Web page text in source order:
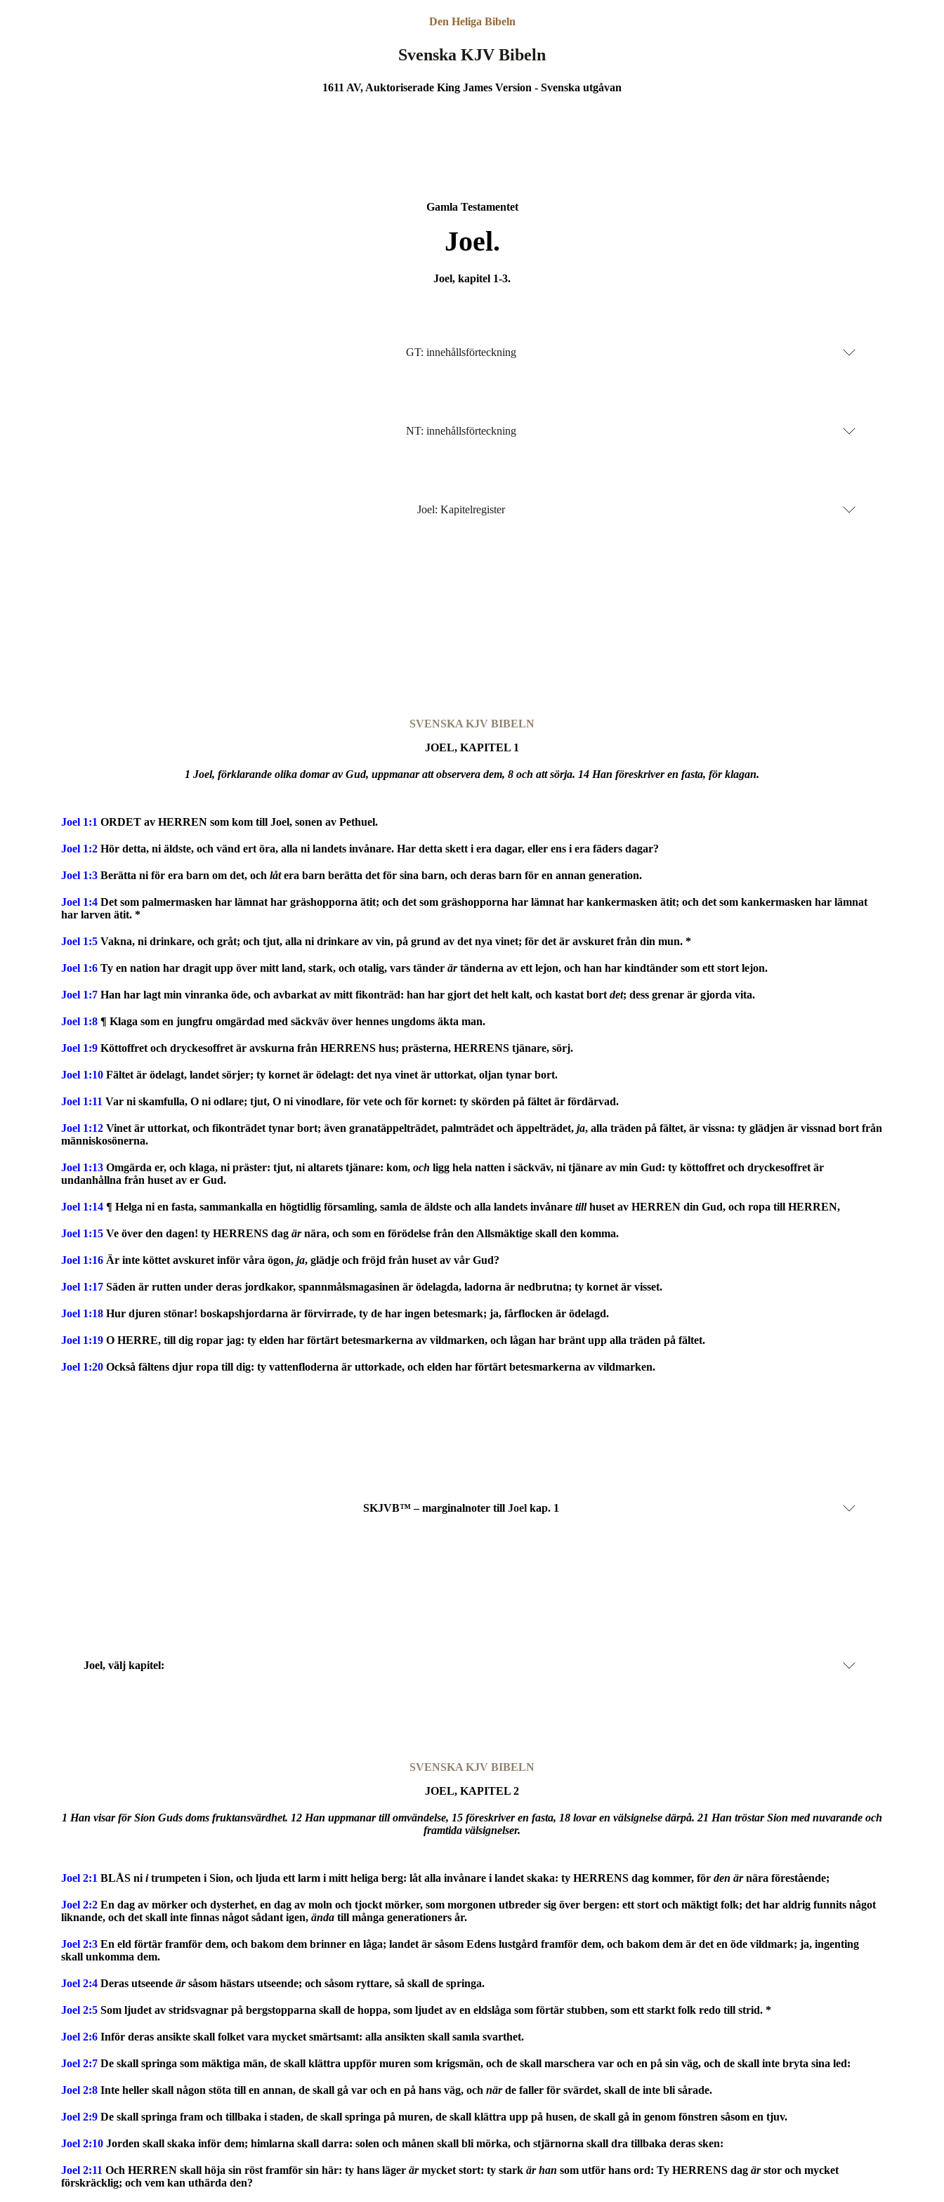
Den Heliga Bibeln
Svenska KJV Bibeln
1611 AV, Auktoriserade King James Version - Svenska utgåvan
Gamla Testamentet
Joel.
Joel, kapitel 1-3.
GT: innehållsförteckning
NT: innehållsförteckning
Joel: Kapitelregister
SVENSKA KJV BIBELN
JOEL, KAPITEL 1
1 Joel, förklarande olika domar av Gud, uppmanar att observera dem, 8 och att sörja. 14 Han föreskriver en fasta, för klagan.
Joel 1:1 ORDET av HERREN som kom till Joel, sonen av Pethuel.
Joel 1:2 Hör detta, ni äldste, och vänd ert öra, alla ni landets invånare. Har detta skett i era dagar, eller ens i era fäders dagar?
Joel 1:3 Berätta ni för era barn om det, och låtera barn berätta det för sina barn, och deras barn för en annan generation.
Joel 1:4 Det som palmermasken har lämnat har gräshopporna ätit; och det som gräshopporna har lämnat har kankermasken ätit; och det som kankermasken har lämnat
har larven ätit. *
Joel 1:5 Vakna, ni drinkare, och gråt; och tjut, alla ni drinkare av vin, på grund av det nya vinet; för det är avskuret från din mun. *
Joel 1:6 Ty en nation har dragit upp över mitt land, stark, och otalig, vars tänder ärtänderna av ett lejon, och han har kindtänder som ett stort lejon.
Joel 1:7 Han har lagt min vinranka öde, och avbarkat av mitt fikonträd: han har gjort det helt kalt, och kastat bort det; dess grenar är gjorda vita.
Joel 1:8 ¶ Klaga som en jungfru omgärdad med säckväv över hennes ungdoms äkta man.
Joel 1:9 Köttoffret och dryckesoffret är avskurna från HERRENS hus; prästerna, HERRENS tjänare, sörj.
Joel 1:10 Fältet är ödelagt, landet sörjer; ty kornet är ödelagt: det nya vinet är uttorkat, oljan tynar bort.
Joel 1:11 Var ni skamfulla, O ni odlare; tjut, O ni vinodlare, för vete och för kornet: ty skörden på fältet är fördärvad.
Joel 1:12 Vinet är uttorkat, och fikonträdet tynar bort; även granatäppelträdet, palmträdet och äppelträdet, ja, alla träden på fältet, är vissna: ty glädjen är vissnad bort från
människosönerna.
Joel 1:13 Omgärda er, och klaga, ni präster: tjut, ni altarets tjänare: kom, och ligg hela natten i säckväv, ni tjänare av min Gud: ty köttoffret och dryckesoffret är
undanhållna från huset av er Gud.
Joel 1:14 ¶ Helga ni en fasta, sammankalla en högtidlig församling, samla de äldste och alla landets invånare tillhuset av HERREN din Gud, och ropa till HERREN,
Joel 1:15 Ve över den dagen! ty HERRENS dag ärnära, och som en förödelse från den Allsmäktige skall den komma.
Joel 1:16 Är inte köttet avskuret inför våra ögon, ja, glädje och fröjd från huset av vår Gud?
Joel 1:17 Säden är rutten under deras jordkakor, spannmålsmagasinen är ödelagda, ladorna är nedbrutna; ty kornet är visset.
Joel 1:18 Hur djuren stönar! boskapshjordarna är förvirrade, ty de har ingen betesmark; ja, fårflocken är ödelagd.
Joel 1:19 O HERRE, till dig ropar jag: ty elden har förtärt betesmarkerna av vildmarken, och lågan har bränt upp alla träden på fältet.
Joel 1:20 Också fältens djur ropa till dig: ty vattenfloderna är uttorkade, och elden har förtärt betesmarkerna av vildmarken.
SKJVB™ – marginalnoter till Joelkap. 1
Joel, välj kapitel:
SVENSKA KJV BIBELN
JOEL, KAPITEL 2
1 Han visar för Sion Guds doms fruktansvärdhet. 12 Han uppmanar till omvändelse, 15 föreskriver en fasta, 18 lovar en välsignelse därpå. 21 Han tröstar Sion med nuvarande och
framtida välsignelser.
Joel 2:1 BLÅS ni itrumpeten i Sion, och ljuda ett larm i mitt heliga berg: låt alla invånare i landet skaka: ty HERRENS dag kommer, för den ärnära förestående;
Joel 2:2 En dag av mörker och dysterhet, en dag av moln och tjockt mörker, som morgonen utbreder sig över bergen: ett stort och mäktigt folk; det har aldrig funnits något
liknande, och det skall inte finnas något sådant igen, ända till många generationers år.
Joel 2:3 En eld förtär framför dem, och bakom dem brinner en låga; landet är såsom Edens lustgård framför dem, och bakom dem är det en öde vildmark; ja, ingenting
skall unkomma dem.
Joel 2:4 Deras utseende ärsåsom hästars utseende; och såsom ryttare, så skall de springa.
Joel 2:5 Som ljudet av stridsvagnar på bergstopparna skall de hoppa, som ljudet av en eldslåga som förtär stubben, som ett starkt folk redo till strid. *
Joel 2:6 Inför deras ansikte skall folket vara mycket smärtsamt: alla ansikten skall samla svarthet.
Joel 2:7 De skall springa som mäktiga män, de skall klättra uppför muren som krigsmän, och de skall marschera var och en på sin väg, och de skall inte bryta sina led:
Joel 2:8 Inte heller skall någon stöta till en annan, de skall gå var och en på hans väg, och närde faller för svärdet, skall de inte bli sårade.
Joel 2:9 De skall springa fram och tillbaka i staden, de skall springa på muren, de skall klättra upp på husen, de skall gå in genom fönstren såsom en tjuv.
Joel 2:10 Jorden skall skaka inför dem; himlarna skall darra: solen och månen skall bli mörka, och stjärnorna skall dra tillbaka deras sken:
Joel 2:11 Och HERREN skall höja sin röst framför sin här: ty hans läger ärmycket stort: ty stark är han som utför hans ord: Ty HERRENS dag ärstor och mycket
förskräcklig; och vem kan uthärda den?